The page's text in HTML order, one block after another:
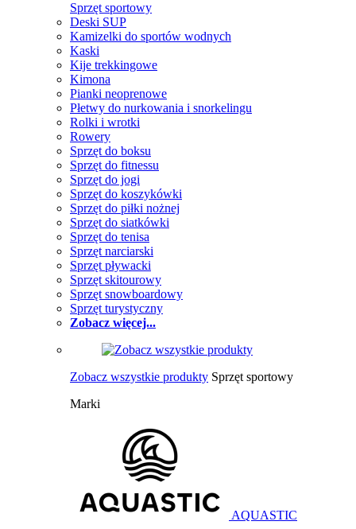
Sprzęt sportowy
Deski SUP
Kamizelki do sportów wodnych
Kaski
Kije trekkingowe
Kimona
Pianki neoprenowe
Płetwy do nurkowania i snorkelingu
Rolki i wrotki
Rowery
Sprzęt do boksu
Sprzęt do fitnessu
Sprzęt do jogi
Sprzęt do koszykówki
Sprzęt do piłki nożnej
Sprzęt do siatkówki
Sprzęt do tenisa
Sprzęt narciarski
Sprzęt pływacki
Sprzęt skitourowy
Sprzęt snowboardowy
Sprzęt turystyczny
Zobacz więcej...
Zobacz wszystkie produkty Sprzęt sportowy
Marki
AQUASTIC